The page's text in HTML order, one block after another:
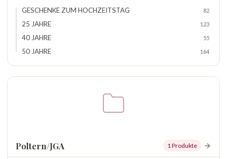
GESCHENKE ZUM HOCHZEITSTAG 82
25 JAHRE 123
40 JAHRE 55
50 JAHRE 164
Poltern/JGA 1 Produkte